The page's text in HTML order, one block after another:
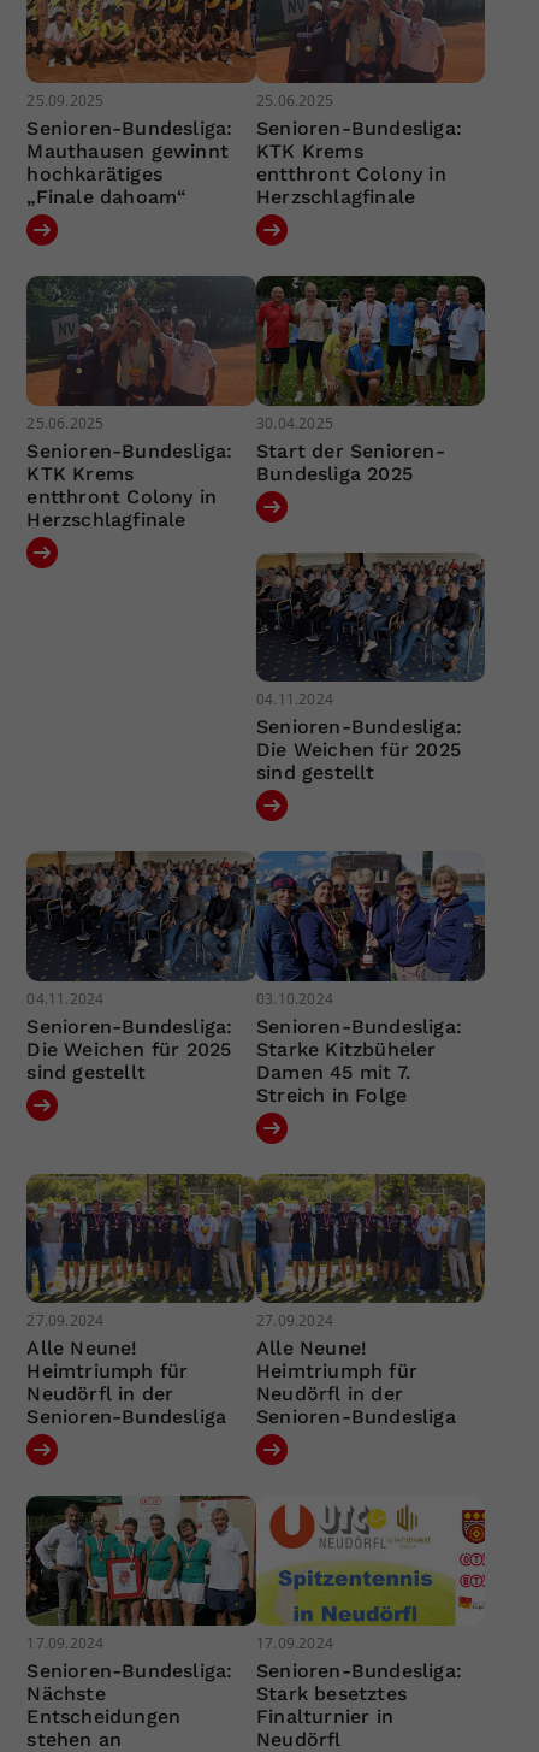
25.09.2025
Senioren-Bundesliga:
Mauthausen gewinnt
hochkarätiges
„Finale dahoam“
25.06.2025
Senioren-Bundesliga:
KTK Krems
entthront Colony in
Herzschlagfinale
25.06.2025
Senioren-Bundesliga:
KTK Krems
entthront Colony in
Herzschlagfinale
30.04.2025
Start der Senioren-
Bundesliga 2025
04.11.2024
Senioren-Bundesliga:
Die Weichen für 2025
sind gestellt
04.11.2024
Senioren-Bundesliga:
Die Weichen für 2025
sind gestellt
03.10.2024
Senioren-Bundesliga:
Starke Kitzbüheler
Damen 45 mit 7.
Streich in Folge
27.09.2024
Alle Neune!
Heimtriumph für
Neudörfl in der
Senioren-Bundesliga
27.09.2024
Alle Neune!
Heimtriumph für
Neudörfl in der
Senioren-Bundesliga
17.09.2024
Senioren-Bundesliga:
Nächste
Entscheidungen
stehen an
17.09.2024
Senioren-Bundesliga:
Stark besetztes
Finalturnier in
Neudörfl